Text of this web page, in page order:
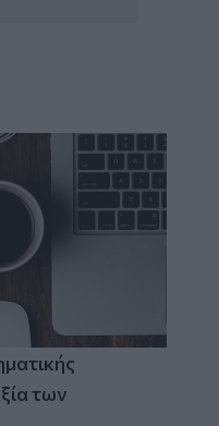
των